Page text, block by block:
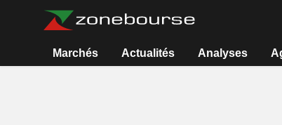
Marchés Actualités Analyses